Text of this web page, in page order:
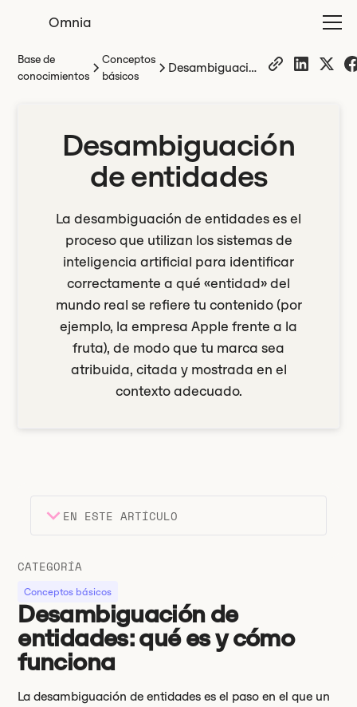
Omnia
Base de
conocimientos
Conceptos
básicos
Desambiguación
Desambiguación
de entidades
La desambiguación de entidades es el
proceso que utilizan los sistemas de
inteligencia artificial para identificar
correctamente a qué «entidad» del
mundo real se refiere tu contenido (por
ejemplo, la empresa Apple frente a la
fruta), de modo que tu marca sea
atribuida, citada y mostrada en el
contexto adecuado.
EN ESTE ARTÍCULO
Encabezado 2
Encabezado 3
Puntos clave
CATEGORÍA
Conceptos básicos
Desambiguación de
entidades: qué es y cómo
funciona
La desambiguación de entidades es el paso en el que un